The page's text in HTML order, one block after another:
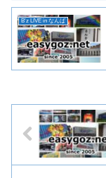
B'z LIVE in なんば